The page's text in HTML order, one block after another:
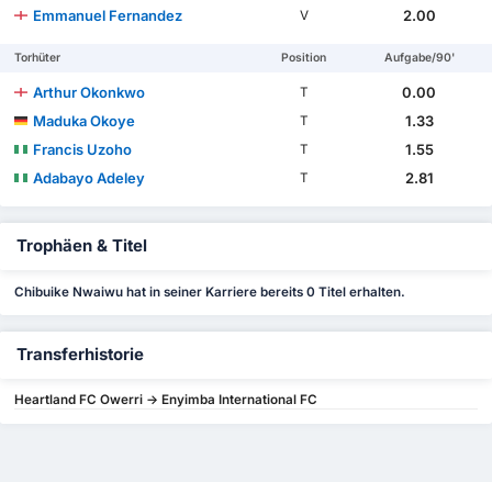
Emmanuel Fernandez
V 2.00
Torhüter Position Aufgabe/90'
Arthur Okonkwo T
0.00
Maduka Okoye
T
1.33
Francis Uzoho
T
1.55
Adabayo Adeley
T 2.81
Trophäen & Titel
Chibuike Nwaiwu hat in seiner Karriere bereits 0 Titel erhalten.
Transferhistorie
Heartland FC Owerri -> Enyimba International FC